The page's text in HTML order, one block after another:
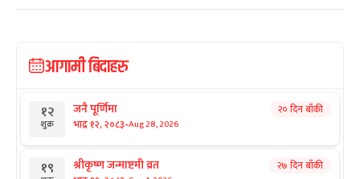
आगामी बिदाहरु
१२
शुक्र
जनै पूर्णिमा
भाद्र १२, २०८३-Aug 28, 2026
२० दिन बाँकी
१९ श्रीकृष्ण जन्माष्टमी व्रत २७ दिन बाँकी